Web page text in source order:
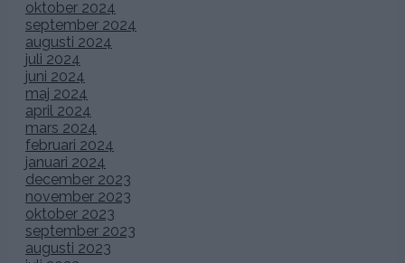
oktober 2024
september 2024
augusti 2024
juli 2024
juni 2024
maj 2024
april 2024
mars 2024
februari 2024
januari 2024
december 2023
november 2023
oktober 2023
september 2023
augusti 2023